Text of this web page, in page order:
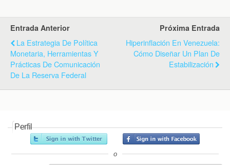
Entrada Anterior
La Estrategia De Política
Monetaria, Herramientas Y
Prácticas De Comunicación
De La Reserva Federal
Próxima Entrada
Hiperinflación En Venezuela:
Cómo Diseñar Un Plan De
Estabilización
Perfil
o